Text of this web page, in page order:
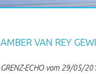
AMBER VAN REY
GRENZ-ECHO vom 29/05/